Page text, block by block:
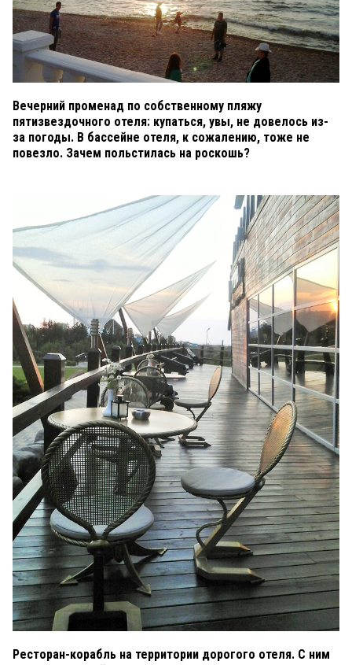
Вечерний променад по собственному пляжу
пятизвездочного отеля: купаться, увы, не довелось из-
за погоды. В бассейне отеля, к сожалению, тоже не
повезло. Зачем польстилась на роскошь?
Ресторан-корабль на территории дорогого отеля. С ним